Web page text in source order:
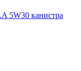
5W30 канистра